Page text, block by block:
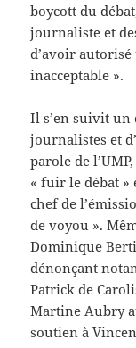
boycott du
journaliste et
d’avoir
inacceptable ».
Il s’en suivit un
journalistes et
parole de
« fuir le débat »
chef de
de voyou ».
Dominique
dénonçant
Patrick de
Martine Aubry
soutien à